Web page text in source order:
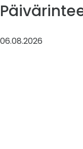
06.08.2026